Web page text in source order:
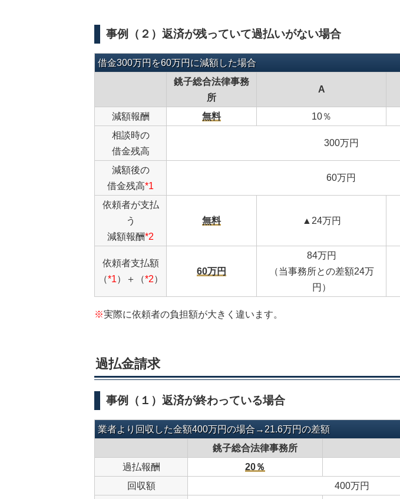
事例（２）返済が残っていて過払いがない場合
借金300万円を60万円に減額した場合
銚子総合法律事務
所
A
減額報酬 無料 10％
相談時の
借金残高
300万円
減額後の
借金残高*1
60万円
依頼者が支払
う
減額報酬*2
無料 ▲24万円
依頼者支払額
（*1）＋（*2）
60万円
84万円
（当事務所との差額24万
円）
※実際に依頼者の負担額が大きく違います。
過払金請求
事例（１）返済が終わっている場合
業者より回収した金額400万円の場合→21.6万円の差額
銚子総合法律事務所
過払報酬
20％
回収額
400万円